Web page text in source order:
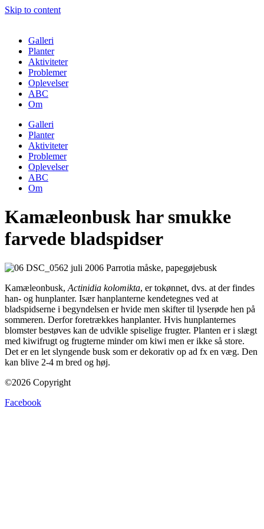
Skip to content
Galleri
Planter
Aktiviteter
Problemer
Oplevelser
ABC
Om
Galleri
Planter
Aktiviteter
Problemer
Oplevelser
ABC
Om
Kamæleonbusk har smukke
farvede bladspidser
Kamæleonbusk, Actinidia kolomikta, er tokønnet, dvs. at der findes
han- og hunplanter. Især hanplanterne kendetegnes ved at
bladspidserne i begyndelsen er hvide men skifter til lyserøde hen på
sommeren. Derfor foretrækkes hanplanter. Hvis hunplanternes
blomster bestøves kan de udvikle spiselige frugter. Planten er i slægt
med kiwifrugt og frugterne minder om kiwi men er ikke så store.
Det er en let slyngende busk som er dekorativ op ad fx en væg. Den
kan blive 2-4 m bred og høj.
©2026 Copyright
Facebook